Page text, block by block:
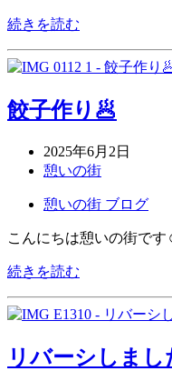
続きを読む
餃子作り🥟
2025年6月2日
憩いの街
憩いの街 ブログ
こんにちは憩いの街で
続きを読む
リバーシしまし